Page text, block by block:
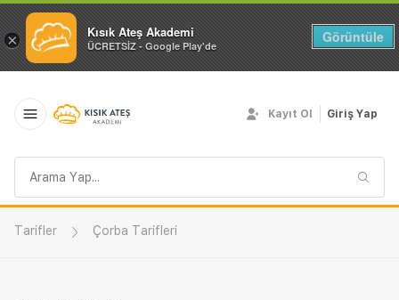
× Kısık Ateş Akademi
ÜCRETSİZ - Google Play'de
Görüntüle
sorgusu
Kayıt Ol Giriş Yap
Tarifler Çorba Tarifleri